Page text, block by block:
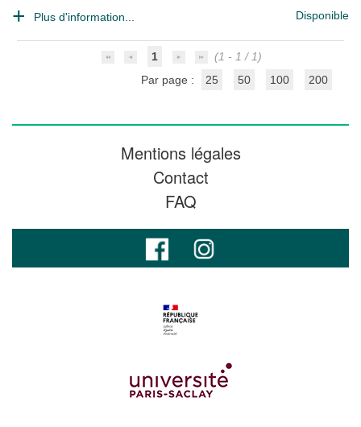
Plus d'information... Disponible
1
(1 - 1 / 1)
Par page :
25 50 100 200
Mentions légales
Contact
FAQ